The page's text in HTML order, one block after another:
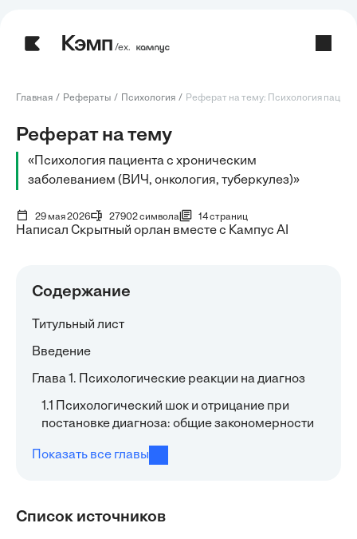
/ех.
Главная Рефераты Психология Реферат на тему: Психология
Реферат на тему
«Психология пациента с хроническим
заболеванием (ВИЧ, онкология, туберкулез)»
29 мая 2026 27902 символа 14 страниц
Написал Скрытный орлан вместе с Кампус AI
Содержание
Титульный лист
Введение
Глава 1. Психологические реакции на диагноз
1.1 Психологический шок и отрицание при
постановке диагноза: общие закономерности
Показать все главы
Список источников